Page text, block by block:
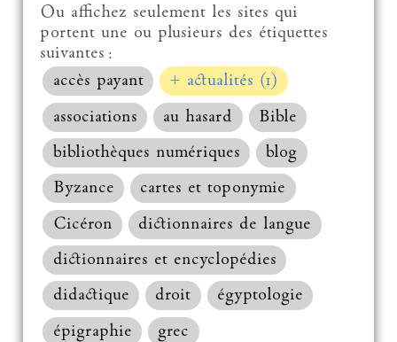
Ou affichez seulement les sites qui
portent une ou plusieurs des étiquettes
suivantes :
accès payant
+ actualités (1)
associations
au hasard
Bible
bibliothèques numériques
blog
Byzance
cartes et toponymie
Cicéron
dictionnaires de langue
dictionnaires et encyclopédies
didactique
droit
égyptologie
épigraphie
grec